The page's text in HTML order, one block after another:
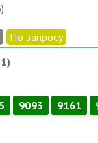
По запросу
9093 9161